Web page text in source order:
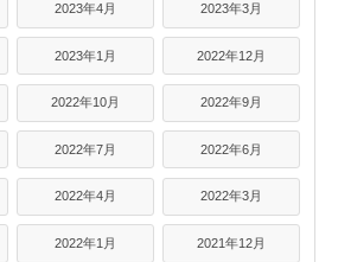
2023年4月 2023年3月
2023年1月 2022年12月
2022年10月 2022年9月
2022年7月 2022年6月
2022年4月 2022年3月
2022年1月 2021年12月